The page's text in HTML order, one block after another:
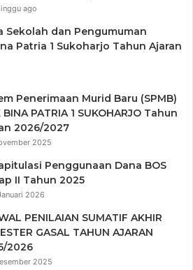
ago
Sekolah dan Pengumuman
Patria 1 Sukoharjo Tahun Ajaran
Penerimaan Murid Baru (SPMB)
BINA PATRIA 1 SUKOHARJO Tahun
2026/2027
2025
Penggunaan Dana BOS
II Tahun 2025
2026
PENILAIAN SUMATIF AKHIR
GASAL TAHUN AJARAN
2026
2025